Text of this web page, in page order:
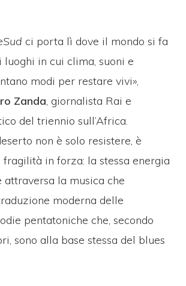
ci porta lì dove il mondo si fa
luoghi in cui clima, suoni e
modi per restare vivi»,
Zanda, giornalista Rai e
del triennio sull’Africa.
non è solo resistere, è
in forza: la stessa energia
attraversa la musica che
moderna delle
pentatoniche che, secondo
sono alla base stessa del blues